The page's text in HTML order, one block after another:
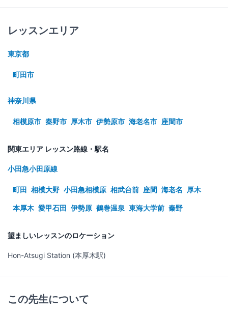
レッスンエリア
東京都
町田市
神奈川県
相模原市 秦野市 厚木市 伊勢原市 海老名市 座間市
関東エリア レッスン路線・駅名
小田急小田原線
町田 相模大野 小田急相模原 相武台前 座間 海老名 厚木
本厚木 愛甲石田 伊勢原 鶴巻温泉 東海大学前 秦野
望ましいレッスンのロケーション
Hon-Atsugi Station (本厚木駅)
この先生について